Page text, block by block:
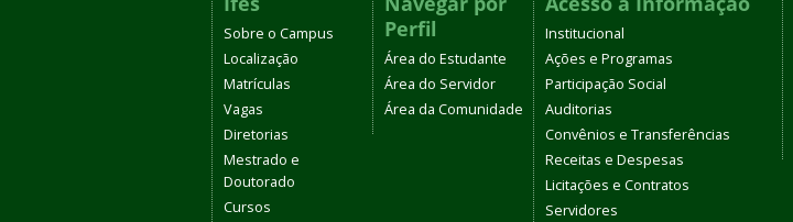
Sobre o Campus
Localização
Matrículas
Vagas
Diretorias
Mestrado e
Doutorado
Cursos
Perfil
Área do Estudante
Área do Servidor
Área da Comunidade
Institucional
Ações e Programas
Participação Social
Auditorias
Convênios e Transferências
Receitas e Despesas
Licitações e Contratos
Servidores